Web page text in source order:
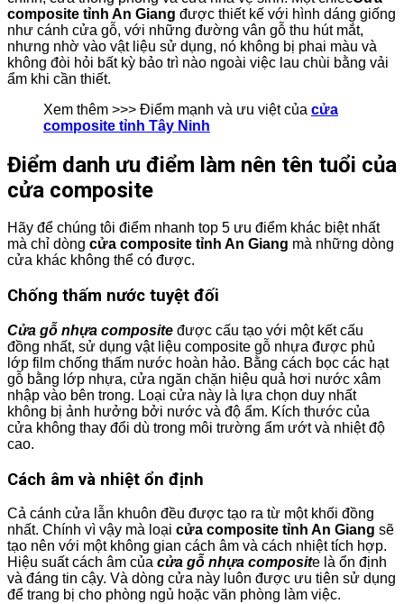
composite tỉnh An Giang được thiết kế với hình dáng giống
như cánh cửa gỗ, với những đường vân gỗ thu hút mắt,
nhưng nhờ vào vật liệu sử dụng, nó không bị phai màu và
không đòi hỏi bất kỳ bảo trì nào ngoài việc lau chùi bằng vải
ẩm khi cần thiết.
Xem thêm >>> Điểm mạnh và ưu việt của cửa
composite tỉnh Tây Ninh
Điểm danh ưu điểm làm nên tên tuổi của
cửa composite
Hãy để chúng tôi điểm nhanh top 5 ưu điểm khác biệt nhất
mà chỉ dòng cửa composite tỉnh An Giang mà những dòng
cửa khác không thể có được.
Chống thấm nước tuyệt đối
Cửa gỗ nhựa composite được cấu tạo với một kết cấu
đồng nhất, sử dụng vật liệu composite gỗ nhựa được phủ
lớp film chống thấm nước hoàn hảo. Bằng cách bọc các hạt
gỗ bằng lớp nhựa, cửa ngăn chặn hiệu quả hơi nước xâm
nhập vào bên trong. Loại cửa này là lựa chọn duy nhất
không bị ảnh hưởng bởi nước và độ ẩm. Kích thước của
cửa không thay đổi dù trong môi trường ẩm ướt và nhiệt độ
cao.
Cách âm và nhiệt ổn định
Cả cánh cửa lẫn khuôn đều được tạo ra từ một khối đồng
nhất. Chính vì vậy mà loại cửa composite tỉnh An Giang sẽ
tạo nên với một không gian cách âm và cách nhiệt tích hợp.
Hiệu suất cách âm của cửa gỗ nhựa composite là ổn định
và đáng tin cậy. Và dòng cửa này luôn được ưu tiên sử dụng
để trang bị cho phòng ngủ hoặc văn phòng làm việc.